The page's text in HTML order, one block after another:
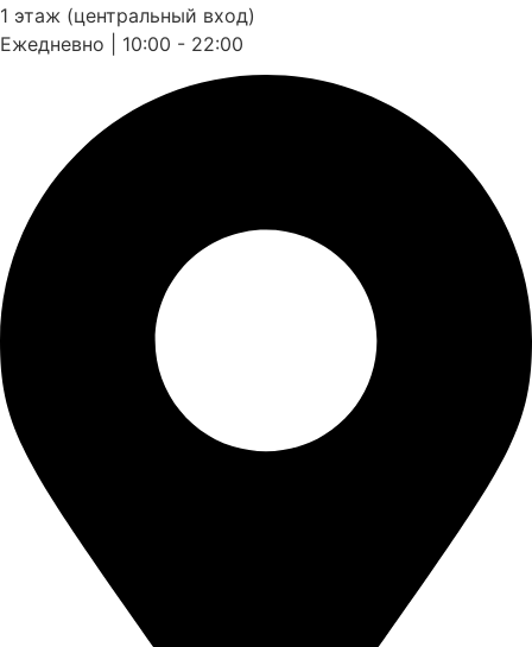
1 этаж (центральный вход)
Ежедневно | 10:00 - 22:00